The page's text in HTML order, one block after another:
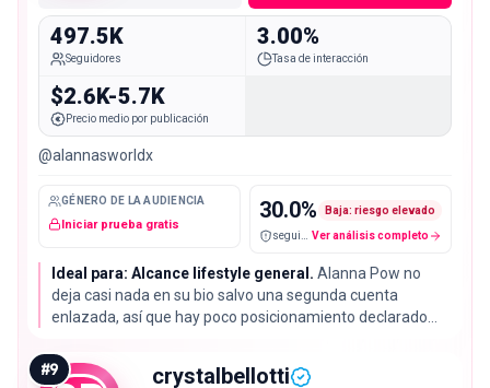
497.5K
Seguidores
3.00%
Tasa de interacción
$2.6K-5.7K
Precio medio por publicación
@alannasworldx
GÉNERO DE LA AUDIENCIA
Iniciar prueba gratis
30.0% Baja: riesgo elevado
seguidores falsos / cuentas sospechosas Ver análisis completo
Ideal para: Alcance lifestyle general. Alanna Pow no
deja casi nada en su bio salvo una segunda cuenta
enlazada, así que hay poco posicionamiento declarado
3.00% supera la mediana del 2.72%, pero un 70% de
audiencia real está entre los datos más flojos de aquí.
#9 crystalbellotti